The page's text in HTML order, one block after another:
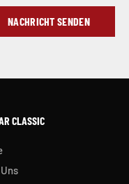
NACHRICHT SENDEN
CLASSIC